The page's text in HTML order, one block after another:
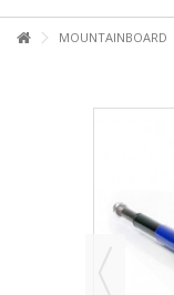
MOUNTAINBOARD